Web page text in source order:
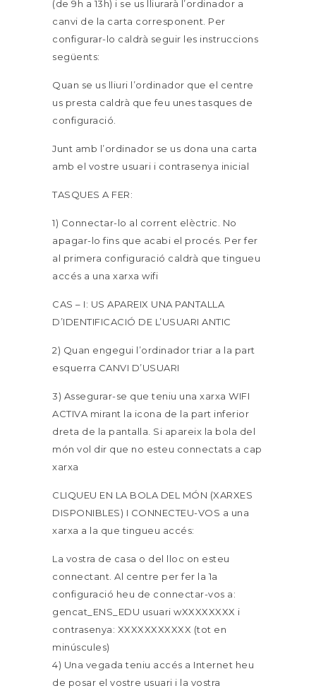
(de 9h a 13h) i se us lliurarà l’ordinador a
canvi de la carta corresponent. Per
configurar-lo caldrà seguir les instruccions
següents:
Quan se us lliuri l’ordinador que el centre
us presta caldrà que feu unes tasques de
configuració.
Junt amb l’ordinador se us dona una carta
amb el vostre usuari i contrasenya inicial
TASQUES A FER:
1) Connectar-lo al corrent elèctric. No
apagar-lo fins que acabi el procés. Per fer
al primera configuració caldrà que tingueu
accés a una xarxa wifi
CAS – I: US APAREIX UNA PANTALLA
D’IDENTIFICACIÓ DE L’USUARI ANTIC
2) Quan engegui l’ordinador triar a la part
esquerra CANVI D’USUARI
3) Assegurar-se que teniu una xarxa WIFI
ACTIVA mirant la icona de la part inferior
dreta de la pantalla. Si apareix la bola del
món vol dir que no esteu connectats a cap
xarxa
CLIQUEU EN LA BOLA DEL MÓN (XARXES
DISPONIBLES) I CONNECTEU-VOS a una
xarxa a la que tingueu accés:
La vostra de casa o del lloc on esteu
connectant. Al centre per fer la 1a
configuració heu de connectar-vos a:
gencat_ENS_EDU usuari wXXXXXXXX i
contrasenya: XXXXXXXXXXX (tot en
minúscules)
4) Una vegada teniu accés a Internet heu
de posar el vostre usuari i la vostra